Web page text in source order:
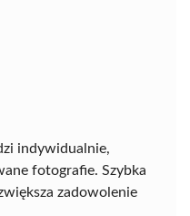
indywidualnie,
fotografie. Szybka
zadowolenie